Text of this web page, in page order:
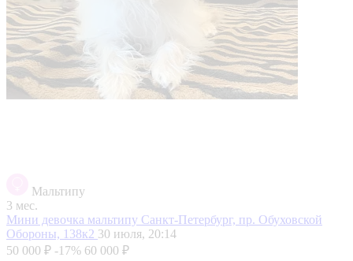
Мальтипу
3 мес.
Мини девочка мальтипу Санкт-Петербург, пр. Обуховской
Обороны, 138к2 30 июля, 20:14
50 000 ₽ -17% 60 000 ₽